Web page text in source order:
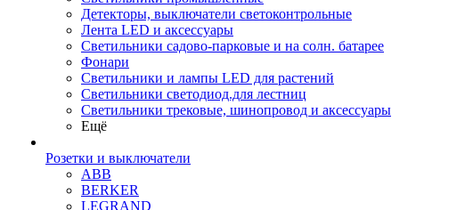
Детекторы, выключатели светоконтрольные
Лента LED и аксессуары
Светильники садово-парковые и на солн. батарее
Фонари
Светильники и лампы LED для растений
Светильники светодиод.для лестниц
Светильники трековые, шинопровод и аксессуары
Ещё
Розетки и выключатели
ABB
BERKER
LEGRAND